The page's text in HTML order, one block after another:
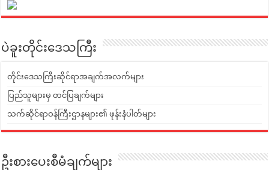
ပဲခူးတိုင်းဒေသကြီး
တိုင်းဒေသကြီးဆိုင်ရာအချက်အလက်များ
ပြည်သူများမှ တင်ပြချက်များ
သက်ဆိုင်ရာဝန်ကြီးဌာနများ၏ ဖုန်းနံပါတ်များ
ဦးစားပေးစီမံချက်များ